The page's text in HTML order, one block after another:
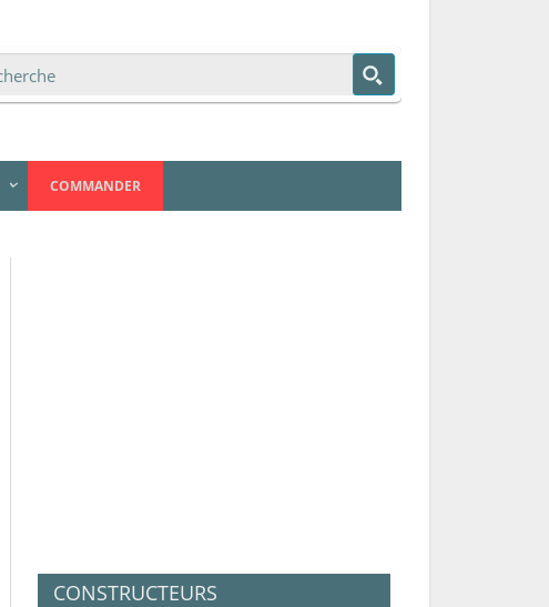
COMMANDER
CONSTRUCTEURS